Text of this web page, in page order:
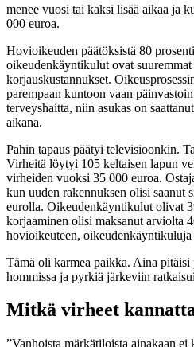
menee vuosi tai kaksi lisää aikaa ja
000 euroa.
Hovioikeuden päätöksistä 80
oikeudenkäyntikulut ovat
korjauskustannukset.
parempaan kuntoon vaan
terveyshaitta, niin asukas on
aikana.
Pahin tapaus päätyi televisioonkin.
Virheitä löytyi 105 keltaisen lapun
virheiden vuoksi 35 000 euroa.
kun uuden rakennuksen olisi saanut
eurolla. Oikeudenkäyntikulut olivat
korjaaminen olisi maksanut arviolta
hovioikeuteen,
Tämä oli karmea paikka. Aina pitäisi
hommissa ja pyrkiä järkeviin
Mitkä virheet
”Vanhoista märkätiloista ainakaan